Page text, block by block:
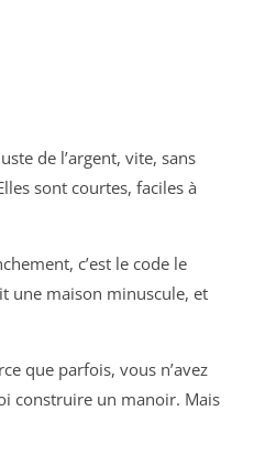
de l’argent, vite, sans
sont courtes, faciles à
c’est le code le
une maison minuscule, et
que parfois, vous n’avez
construire un manoir. Mais